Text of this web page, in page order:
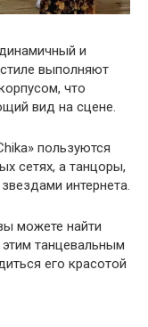
и
выполняют
что
вид на сцене.
пользуются
сетях, а танцоры,
интернета.
можете найти
танцевальным
его красотой